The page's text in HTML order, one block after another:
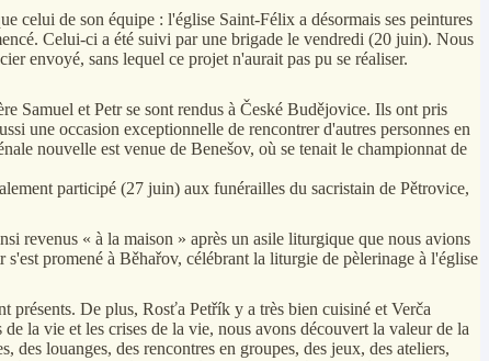
celui de son équipe : l'église Saint-Félix a désormais ses peintures
Celui-ci a été suivi par une brigade le vendredi (20 juin). Nous
envoyé, sans lequel ce projet n'aurait pas pu se réaliser.
Samuel et Petr se sont rendus à České Budějovice. Ils ont pris
une occasion exceptionnelle de rencontrer d'autres personnes en
nouvelle est venue de Benešov, où se tenait le championnat de
participé (27 juin) aux funérailles du sacristain de Pětrovice,
revenus « à la maison » après un asile liturgique que nous avions
promené à Běhařov, célébrant la liturgie de pèlerinage à l'église
présents. De plus, Rosťa Petřík y a très bien cuisiné et Verča
la vie et les crises de la vie, nous avons découvert la valeur de la
des louanges, des rencontres en groupes, des jeux, des ateliers,